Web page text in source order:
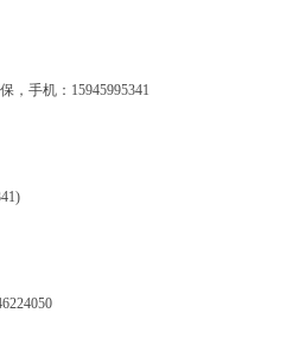
，手机：15945995341